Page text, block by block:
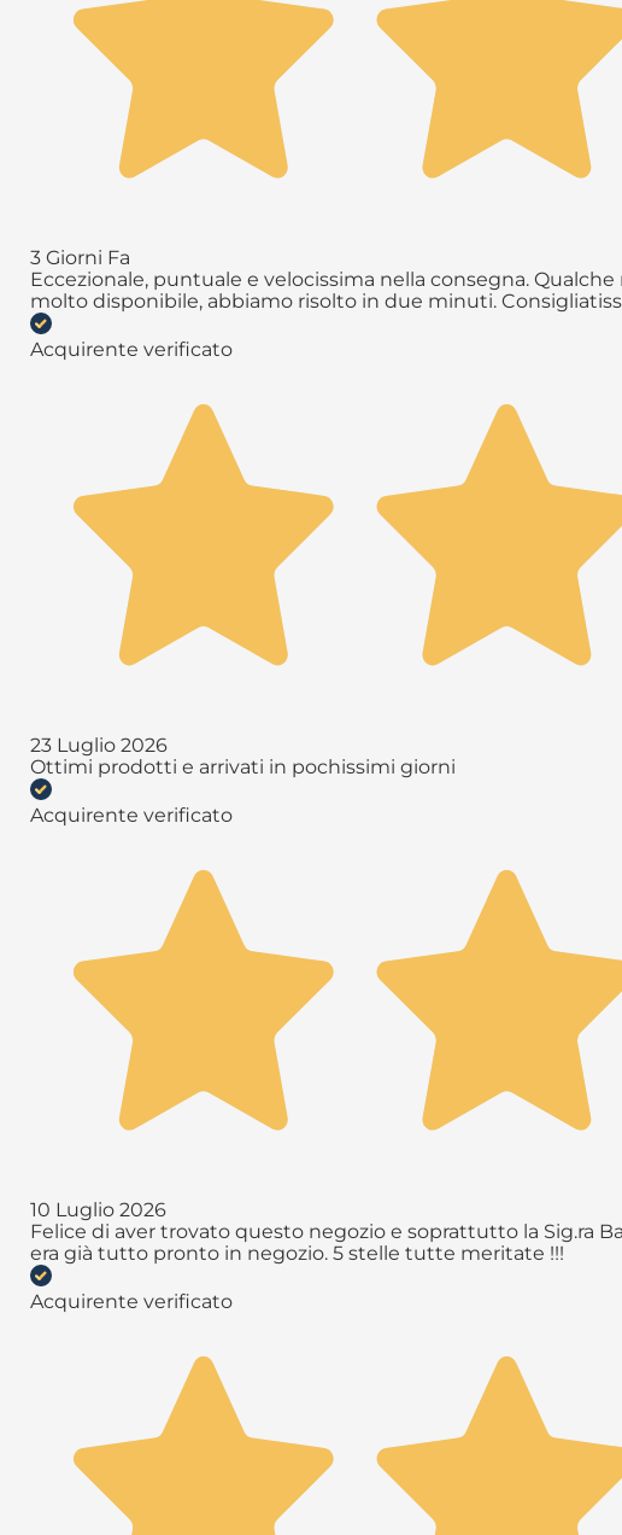
3 Giorni Fa
Eccezionale, puntuale e velocissima nella consegna.
molto disponibile, abbiamo risolto in due minuti.
Acquirente verificato
23 Luglio 2026
Ottimi prodotti e arrivati in pochissimi giorni
Acquirente verificato
10 Luglio 2026
Felice di aver trovato questo negozio e soprattutto la Sig.ra
era già tutto pronto in negozio. 5 stelle tutte meritate !!!
Acquirente verificato